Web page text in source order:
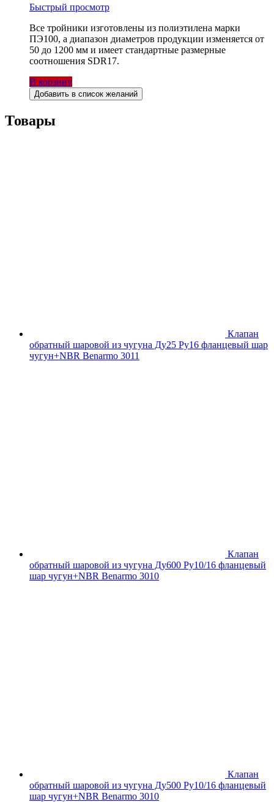
Быстрый просмотр
Все тройники изготовлены из полиэтилена марки
ПЭ100, а диапазон диаметров продукции изменяется от
50 до 1200 мм и имеет стандартные размерные
соотношения SDR17.
В корзину
Добавить в список желаний
Товары
Клапан
обратный шаровой из чугуна Ду25 Ру16 фланцевый шар
чугун+NBR Benarmo 3011
Клапан
обратный шаровой из чугуна Ду600 Ру10/16 фланцевый
шар чугун+NBR Benarmo 3010
Клапан
обратный шаровой из чугуна Ду500 Ру10/16 фланцевый
шар чугун+NBR Benarmo 3010